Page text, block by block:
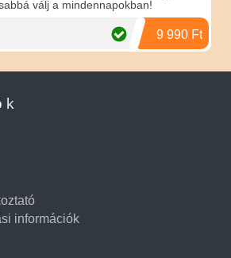
válj a mindennapokban!
9 990 Ft
információk